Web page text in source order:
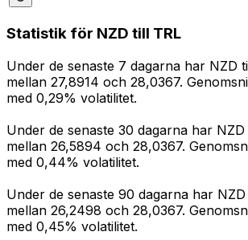
Statistik för NZD till TRL
Under de senaste 7 dagarna har NZD
mellan 27,8914 och 28,0367.
med 0,29% volatilitet.
Under de senaste 30 dagarna har
mellan 26,5894 och 28,0367.
med 0,44% volatilitet.
Under de senaste 90 dagarna har
mellan 26,2498 och 28,0367.
med 0,45% volatilitet.